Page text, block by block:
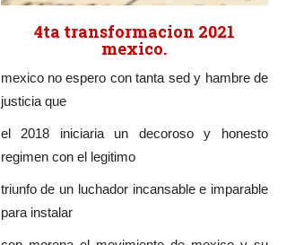
4ta transformacion 2021
mexico.
mexico no espero con tanta sed y hambre de
justicia que
el 2018 iniciaria un decoroso y honesto
regimen con el legitimo
triunfo de un luchador incansable e imparable
para instalar